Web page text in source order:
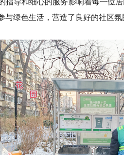
绿色生活，营造了良好的社区氛